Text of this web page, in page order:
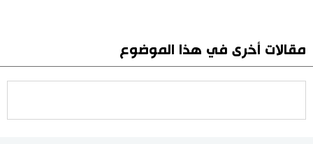
مقالات أخرى في هذا الموضوع